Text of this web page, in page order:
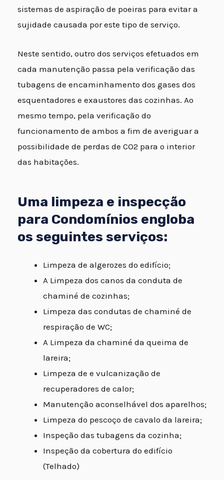
sistemas de aspiração de poeiras para evitar a
sujidade causada por este tipo de serviço.
Neste sentido, outro dos serviços efetuados em
cada manutenção passa pela verificação das
tubagens de encaminhamento dos gases dos
esquentadores e exaustores das cozinhas. Ao
mesmo tempo, pela verificação do
funcionamento de ambos a fim de averiguar a
possibilidade de perdas de CO2 para o interior
das habitações.
Uma limpeza e inspecção
para Condomínios engloba
os seguintes serviços:
Limpeza de algerozes do edifício;
A Limpeza dos canos da conduta de
chaminé de cozinhas;
Limpeza das condutas de chaminé de
respiração de WC;
A Limpeza da chaminé da queima de
lareira;
Limpeza de e vulcanização de
recuperadores de calor;
Manutenção aconselhável dos aparelhos;
Limpeza do pescoço de cavalo da lareira;
Inspeção das tubagens da cozinha;
Inspeção da cobertura do edifício
(Telhado)